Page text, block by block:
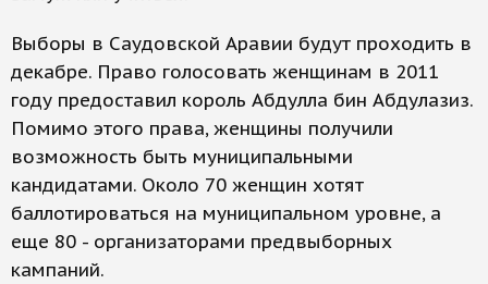
Выборы в Саудовской Аравии будут проходить в
декабре. Право голосовать женщинам в 2011
году предоставил король Абдулла бин Абдулазиз.
Помимо этого права, женщины получили
возможность быть муниципальными
кандидатами. Около 70 женщин хотят
баллотироваться на муниципальном уровне, а
еще 80 - организаторами предвыборных
кампаний.